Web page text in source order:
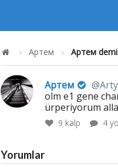
Артем Артем
Артем
olm e1 gene
ürperiyorum
9 kalp 4
Yorumlar